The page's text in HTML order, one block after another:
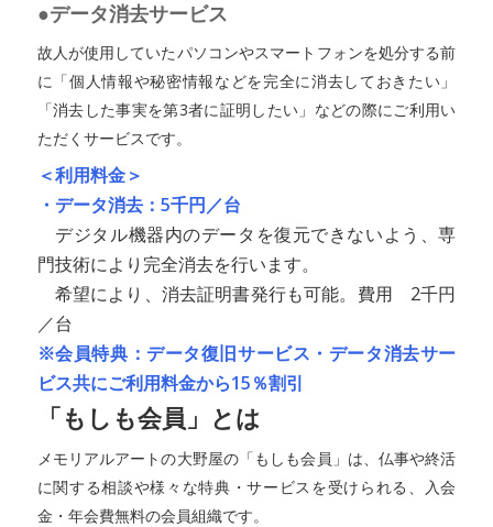
●データ消去サービス
故人が使用していたパソコンやスマートフォンを処分する前
に「個人情報や秘密情報などを完全に消去しておきたい」
「消去した事実を第3者に証明したい」などの際にご利用い
ただくサービスです。
＜利用料金＞
・データ消去：5千円／台
デジタル機器内のデータを復元できないよう、専
門技術により完全消去を行います。
希望により、消去証明書発行も可能。費用 2千円
／台
※会員特典：データ復旧サービス・データ消去サー
ビス共にご利用料金から15％割引
「もしも会員」とは
メモリアルアートの大野屋の「もしも会員」は、仏事や終活
に関する相談や様々な特典・サービスを受けられる、入会
金・年会費無料の会員組織です。